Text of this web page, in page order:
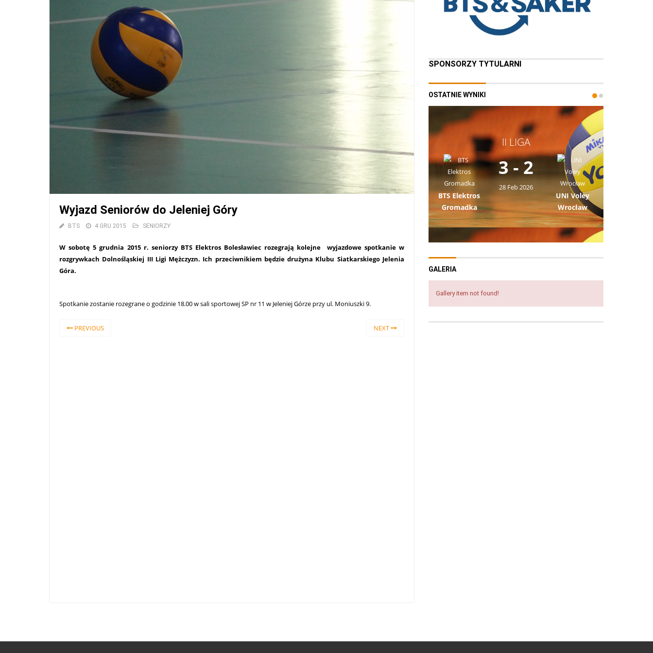
Wyjazd Seniorów do Jeleniej Góry
BTS 4 GRU 2015 SENIORZY
W sobotę 5 grudnia 2015 r. seniorzy BTS Elektros Bolesławiec rozegrają kolejne wyjazdowe spotkanie w
rozgrywkach Dolnośląskiej III Ligi Mężczyzn. Ich przeciwnikiem będzie drużyna Klubu Siatkarskiego Jelenia
Góra.
Spotkanie zostanie rozegrane o godzinie 18.00 w sali sportowej SP nr 11 w Jeleniej Górze przy ul. Moniuszki 9.
PREVIOUS NEXT
SPONSORZY TYTULARNI
OSTATNIE WYNIKI
II LIGA
BTS Elektros
Gromadka
3 - 2
28 Feb 2026
UNI Voley
Wrocław
GALERIA
Gallery item not found!